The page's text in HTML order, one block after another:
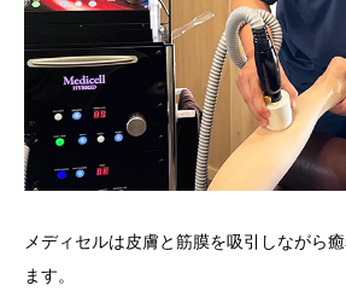
メディセルは皮膚と筋膜を吸引しながら
ます。